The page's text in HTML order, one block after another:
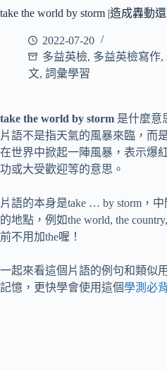
take the world by storm |造成轟動
2022-07-20
多益英檢, 多益英檢寫作,
文, 詞彙學習
take the world by storm 是什麼意
片語不是指天氣的風暴來臨，而
在世界中掀起一陣風暴，表示爆
功或大受歡迎等的意思。
片語的本身是take … by storm，
的地點，例如the world, the
前不用加the喔！
一起來看這個片語的例句和類似
記憶，更快學會使用這個學測必